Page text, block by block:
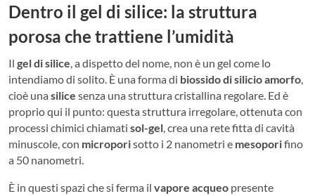
Dentro il gel di silice: la struttura
porosa che trattiene l’umidità
Il gel di silice, a dispetto del nome, non è un gel come lo
intendiamo di solito. È una forma di biossido di silicio amorfo,
cioè una silice senza una struttura cristallina regolare. Ed è
proprio qui il punto: questa struttura irregolare, ottenuta con
processi chimici chiamati sol-gel, crea una rete fitta di cavità
minuscole, con microporisotto i 2 nanometri e mesoporifino
a 50 nanometri.
È in questi spazi che si ferma il vapore acqueo presente